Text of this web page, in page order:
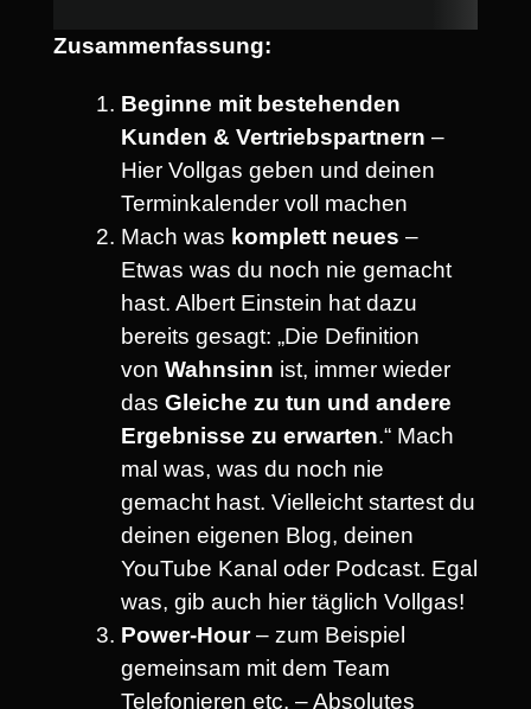
Zusammenfassung:
Beginne mit bestehenden
Kunden & Vertriebspartnern –
Hier Vollgas geben und deinen
Terminkalender voll machen
Mach was komplett neues –
Etwas was du noch nie gemacht
hast. Albert Einstein hat dazu
bereits gesagt: „Die Definition
von Wahnsinn ist, immer wieder
das Gleiche zu tun und andere
Ergebnisse zu erwarten.“ Mach
mal was, was du noch nie
gemacht hast. Vielleicht startest du
deinen eigenen Blog, deinen
YouTube Kanal oder Podcast. Egal
was, gib auch hier täglich Vollgas!
Power-Hour– zum Beispiel
gemeinsam mit dem Team
Telefonieren etc. – Absolutes